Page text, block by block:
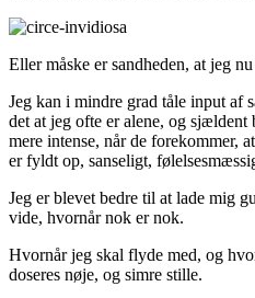
Eller måske er sandheden, at jeg nu
Jeg kan i mindre grad tåle input af
det at jeg ofte er alene, og
mere intense, når de forekommer,
er fyldt op, sanseligt,
Jeg er blevet bedre til at lade mig
vide, hvornår nok er nok.
Hvornår jeg skal flyde med, og
doseres nøje, og simre stille.